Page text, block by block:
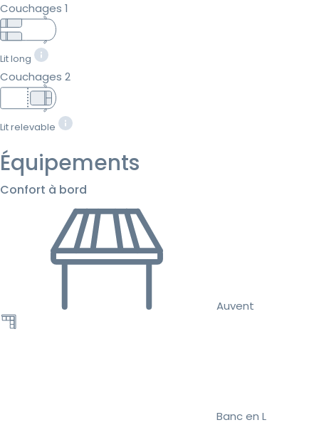
Couchages 1
Lit long
Couchages 2
Lit relevable
Équipements
Confort à bord
Auvent
Banc en L